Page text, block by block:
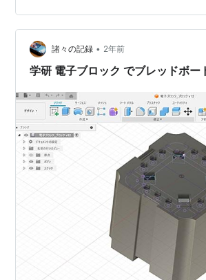
るのでセットの方がお得 ブレッドボー
ードは、はんだ付け不要で電子部品を
路が作れる便利なツールです。試作や実
度でも組み換えができま…
諸々の記録 • 2年前
学研 電子ブロック でブレッドボー